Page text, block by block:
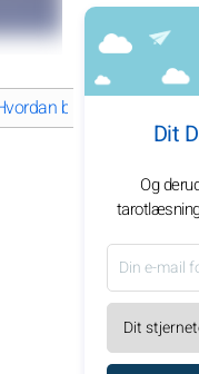
blev Dwayne
Dit
Og